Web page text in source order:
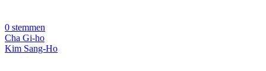
0 stemmen
Cha Gi-ho
Kim Sang-Ho